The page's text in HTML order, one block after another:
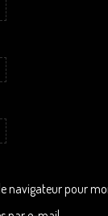
navigateur pour